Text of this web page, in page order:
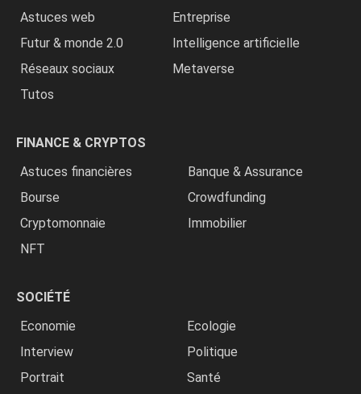
Astuces web
Entreprise
Futur & monde 2.0
Intelligence artificielle
Réseaux sociaux
Metaverse
Tutos
FINANCE & CRYPTOS
Astuces financières
Banque & Assurance
Bourse
Crowdfunding
Cryptomonnaie
Immobilier
NFT
SOCIÉTÉ
Economie
Ecologie
Interview
Politique
Portrait
Santé